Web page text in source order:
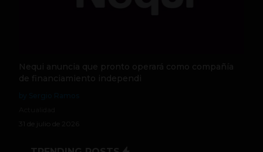
Nequi anuncia que pronto operará como compañía
de financiamiento independi
31 de julio de 2026